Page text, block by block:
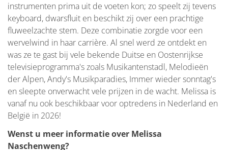
instrumenten prima uit de voeten kon; zo speelt zij tevens
keyboard, dwarsfluit en beschikt zij over een prachtige
fluweelzachte stem. Deze combinatie zorgde voor een
wervelwind in haar carrière. Al snel werd ze ontdekt en
was ze te gast bij vele bekende Duitse en Oostenrijkse
televisieprogramma's zoals Musikantenstadl, Melodieën
der Alpen, Andy's Musikparadies, Immer wieder sonntag's
en sleepte onverwacht vele prijzen in de wacht. Melissa is
vanaf nu ook beschikbaar voor optredens in Nederland en
België in 2026!
Wenst u meer informatie over Melissa
Naschenweng?